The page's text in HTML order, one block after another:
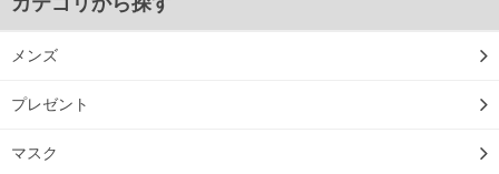
メンズ
プレゼント
マスク